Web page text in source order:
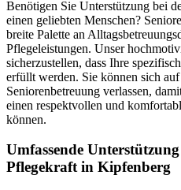
Benötigen Sie Unterstützung bei
einen geliebten Menschen?
breite Palette an
Pflegeleistungen. Unser
sicherzustellen, dass Ihre
erfüllt werden. Sie können sich
Seniorenbetreuung verlassen,
einen respektvollen und
können.
Umfassende
Pflegekraft in Kipfenberg